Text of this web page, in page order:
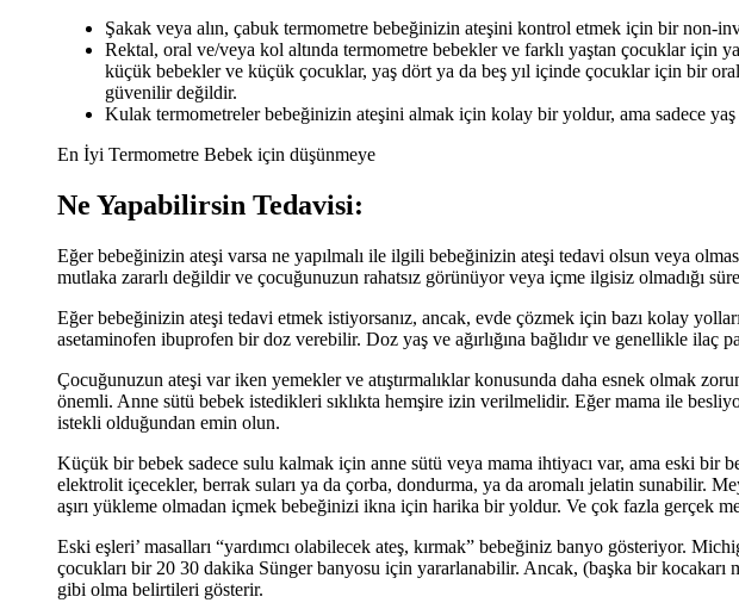
Şakak veya alın, çabuk termometre bebeğinizin ateşini kontrol etmek için bir
Rektal, oral ve/veya kol altında termometre bebekler ve farklı yaştan çocuklar için
küçük bebekler ve küçük çocuklar, yaş dört ya da beş yıl içinde çocuklar için bir
güvenilir değildir.
Kulak termometreler bebeğinizin ateşini almak için kolay bir yoldur, ama sadece yaş
En İyi Termometre Bebek için düşünmeye
Ne Yapabilirsin Tedavisi:
Eğer bebeğinizin ateşi varsa ne yapılmalı ile ilgili bebeğinizin ateşi tedavi olsun veya
mutlaka zararlı değildir ve çocuğunuzun rahatsız görünüyor veya içme ilgisiz olmadığı
Eğer bebeğinizin ateşi tedavi etmek istiyorsanız, ancak, evde çözmek için bazı kolay
asetaminofen ibuprofen bir doz verebilir. Doz yaş ve ağırlığına bağlıdır ve genellikle
Çocuğunuzun ateşi var iken yemekler ve atıştırmalıklar konusunda daha esnek olmak
önemli. Anne sütü bebek istedikleri sıklıkta hemşire izin verilmelidir. Eğer mama ile
istekli olduğundan emin olun.
Küçük bir bebek sadece sulu kalmak için anne sütü veya mama ihtiyacı var, ama eski bir
elektrolit içecekler, berrak suları ya da çorba, dondurma, ya da aromalı jelatin sunabilir.
aşırı yükleme olmadan içmek bebeğinizi ikna için harika bir yoldur. Ve çok fazla gerçek
Eski eşleri’ masalları “yardımcı olabilecek ateş, kırmak” bebeğiniz banyo gösteriyor.
çocukları bir 20 30 dakika Sünger banyosu için yararlanabilir. Ancak, (başka bir
gibi olma belirtileri gösterir.